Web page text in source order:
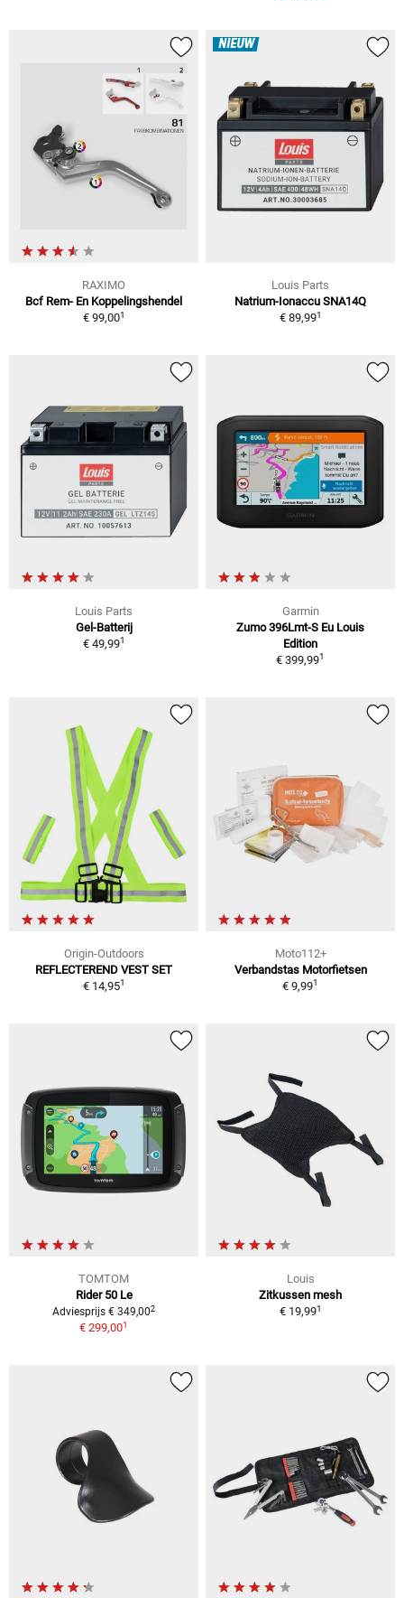
RAXIMO
Bcf Rem- En Koppelingshendel
€ 99,001
NIEUW
Louis Parts
Natrium-Ionaccu SNA14Q
€ 89,991
Louis Parts
Gel-Batterij
€ 49,991
Garmin
Zumo 396Lmt-S Eu Louis
Edition
€ 399,991
Origin-Outdoors
REFLECTEREND VEST SET
€ 14,951
Moto112+
Verbandstas Motorfietsen
€ 9,991
TOMTOM
Rider 50 Le
Adviesprijs € 349,002
€ 299,001
Louis
Zitkussen mesh
€ 19,991